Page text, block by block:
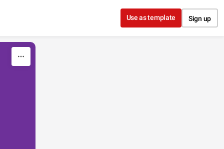
Use as template Sign up